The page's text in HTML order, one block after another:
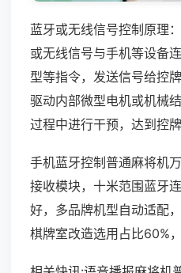
蓝牙或无线信号控制原理
或无线信号与手机等设备
型等指令，发送信号给控
驱动内部微型电机或机械
过程中进行干预，达到控牌
手机蓝牙控制普通麻将机
接收模块，十米范围蓝牙
好，多品牌机型自动适配
棋牌室改造选用占比60%